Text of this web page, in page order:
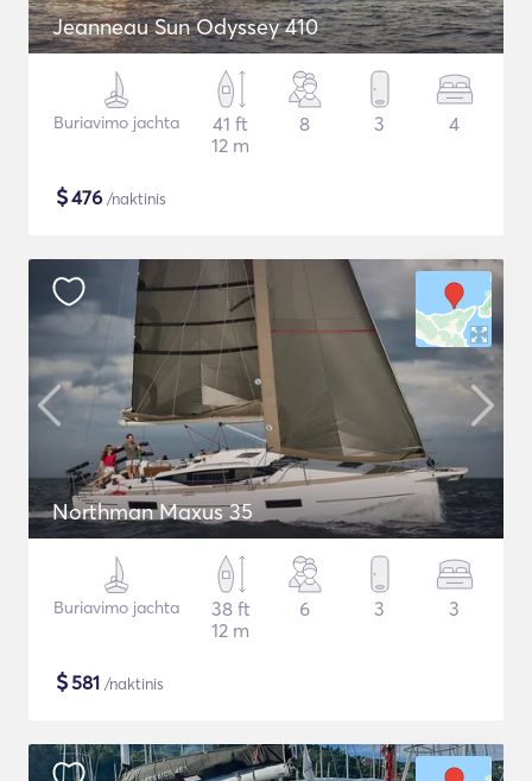
Jeanneau Sun Odyssey 410
Buriavimo jachta
41 ft
12 m
8 3 4
$476 /naktinis
Northman Maxus 35
Buriavimo jachta
38 ft
12 m
6 3 3
$581 /naktinis